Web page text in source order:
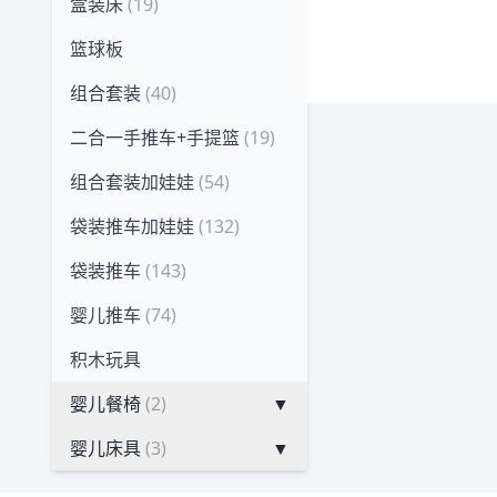
篮球板
组合套装(40)
二合一手推车+手提篮 (19)
组合套装加娃娃 (54)
袋装推车加娃娃 (132)
袋装推车 (143)
婴儿推车 (74)
积木玩具
婴儿餐椅(2)
▼
婴儿床具(3) ▼